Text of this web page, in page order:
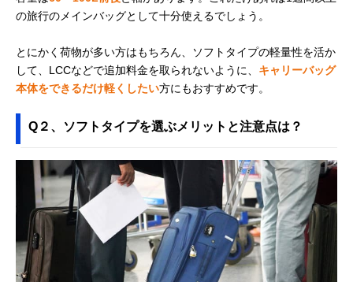
の旅行のメインバッグとして十分使えるでしょう。
とにかく荷物が多い方はもちろん、ソフトタイプの軽量性を活か
して、LCCなどで追加料金を取られないように、 キャリーバッグ
本体をできるだけ軽くしたい方にもおすすめです。
Q２、ソフトタイプを選ぶメリットと注意点は？